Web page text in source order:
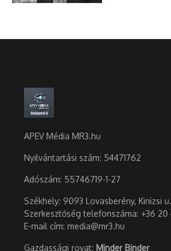
APEV Média MR3.hu
Nyilvántartási szám: 54471762
Adószám: 55746719-1-27
Székhely: 9093 Lovasberény, Kinizsi
Szerkesztőség telefonszáma: +36
E-mail cím: media@mr3.hu
Gazdassági rovat: Minder Binder